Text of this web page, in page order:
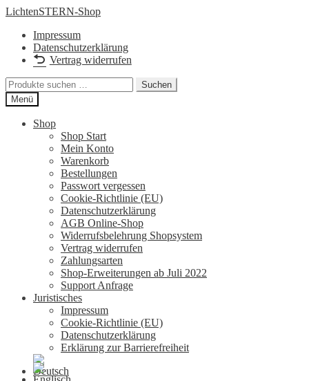
Zur
springen
Zum
springen
LichtenSTERN-Shop
Impressum
Datenschutzerklärung
Vertrag widerrufen
Suchen
nach:
Suchen
Menü
Shop
Shop Start
Mein Konto
Warenkorb
Bestellungen
Passwort vergessen
Cookie-Richtlinie (EU)
Datenschutzerklärung
AGB Online-Shop
Widerrufsbelehrung Shopsystem
Vertrag widerrufen
Zahlungsarten
Shop-Erweiterungen ab Juli 2022
Support Anfrage
Juristisches
Impressum
Cookie-Richtlinie (EU)
Datenschutzerklärung
Erklärung zur Barrierefreiheit